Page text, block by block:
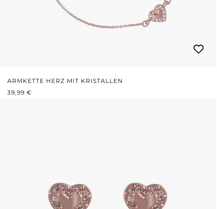
ARMKETTE HERZ MIT KRISTALLEN
REGULÄRER PREIS:
39,99 €